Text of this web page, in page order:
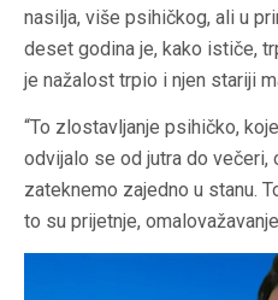
nasilja, više psihičkog, ali u
deset godina je, kako ističe,
je nažalost trpio i njen stariji
“To zlostavljanje psihičko,
odvijalo se od jutra do večeri,
zateknemo zajedno u stanu.
to su prijetnje,